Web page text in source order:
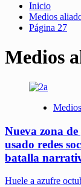
Inicio
Medios
Página 27
Medios
Nueva zona
usado redes
batalla
Huele a azufre